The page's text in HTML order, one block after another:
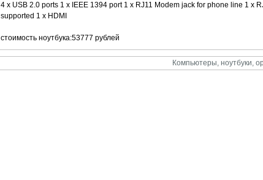
4 x USB 2.0 ports 1 x IEEE 1394 port 1 x RJ11 Modem jack for phone line 1 x
supported 1 x HDMI
стоимость ноутбука:53777 рублей
Компьютеры, ноутбуки,